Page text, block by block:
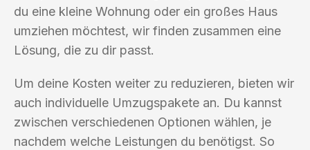
du eine kleine Wohnung oder ein großes Haus
umziehen möchtest, wir finden zusammen eine
Lösung, die zu dir passt.
Um deine Kosten weiter zu reduzieren, bieten wir
auch individuelle Umzugspakete an. Du kannst
zwischen verschiedenen Optionen wählen, je
nachdem welche Leistungen du benötigst. So